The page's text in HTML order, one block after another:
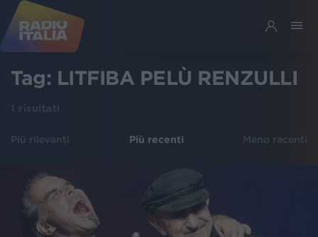
Tag: LITFIBA PELÙ RENZULLI
1 risultati
Più rilevanti Più recenti Meno recenti